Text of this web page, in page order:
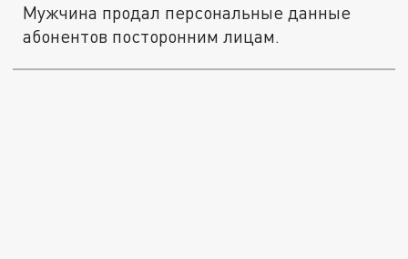
Мужчина продал персональные данные
абонентов посторонним лицам.